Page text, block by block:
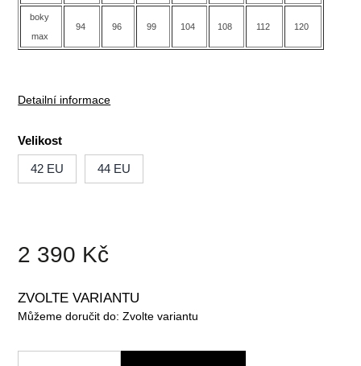
boky
max
94 96 99 104 108 112 120
Detailní informace
Velikost
42 EU 44 EU
2 390 Kč
ZVOLTE VARIANTU
Můžeme doručit do: Zvolte variantu